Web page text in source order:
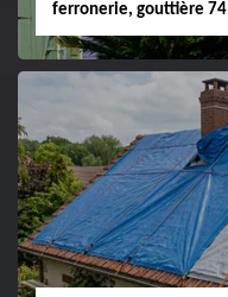
ferronerie, gouttière 74